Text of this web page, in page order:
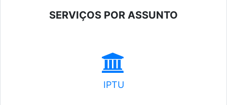
SERVIÇOS POR ASSUNTO
IPTU